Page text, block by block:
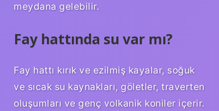
meydana gelebilir.
Fay hattında su var mı?
Fay hattı kırık ve ezilmiş kayalar, soğuk
ve sıcak su kaynakları, göletler, traverten
oluşumları ve genç volkanik koniler içerir.